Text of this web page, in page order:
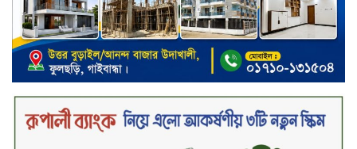
নিরাপদ ও স্বল্পব্যয়ে ক্যাশলেস লেনদেন
গড়তে কাজ করছে বাংলাদেশ ব্যাংক:
গভর্নর
জীবননগর সীমান্ত দিয়ে ভারতে অবৈধ
অনুপ্রবেশের সময় ৮ বাংলাদেশি নারী
আটক